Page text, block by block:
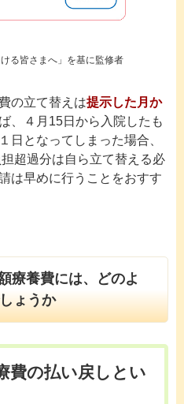
る皆さまへ」を基に監修者
の立て替えは提示した月か
、４月15日から入院したも
日となってしまった場合、
超過分は自ら立て替える必
は早めに行うことをおすす
療養費には、どのよ
ょうか
費の払い戻しとい